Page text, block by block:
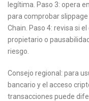
legítima. Paso 3: opera
para comprobar
Chain. Paso 4: revisa si
propietario o
riesgo.
Consejo regional: para
bancario y el acceso
transacciones puede